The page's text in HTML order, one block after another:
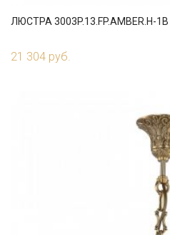
ЛЮСТРА 3003P.13.FP.AMBER.H-1B
21 304 руб.